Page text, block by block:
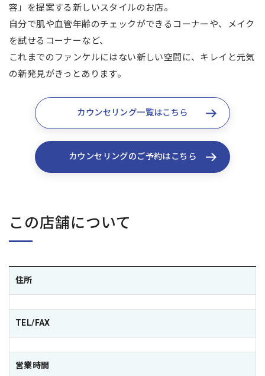
容」を提案する新しいスタイルのお店。
自分で肌や血管年齢のチェックができるコーナーや、メイク
を試せるコーナーなど、
これまでのファンケルにはない新しい空間に、キレイと元気
の新発見がきっとあります。
カウンセリング一覧はこちら
カウンセリングのご予約はこちら
この店舗について
住所
TEL/FAX
営業時間